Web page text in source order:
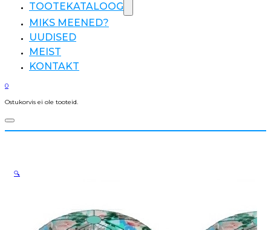
TOOTEKATALOOG
MIKS MEENED?
UUDISED
MEIST
KONTAKT
0
Ostukorvis ei ole tooteid.
🔍